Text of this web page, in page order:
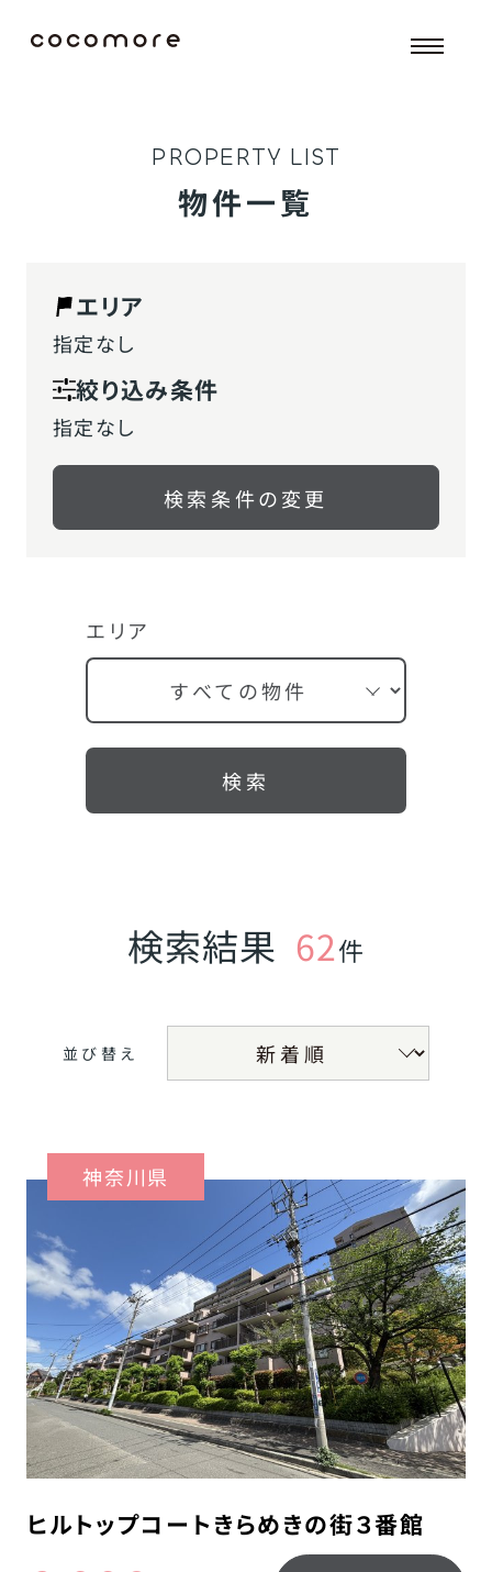
PROPERTY LIST
物件一覧
エリア
指定なし
絞り込み条件
指定なし
検索条件の変更
エリア
検索
検索結果 62件
並び替え
神奈川県
ヒルトップコートきらめきの街３番館